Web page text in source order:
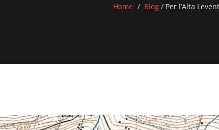
Home Blog / Per l’Alta